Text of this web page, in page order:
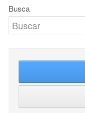
Busca